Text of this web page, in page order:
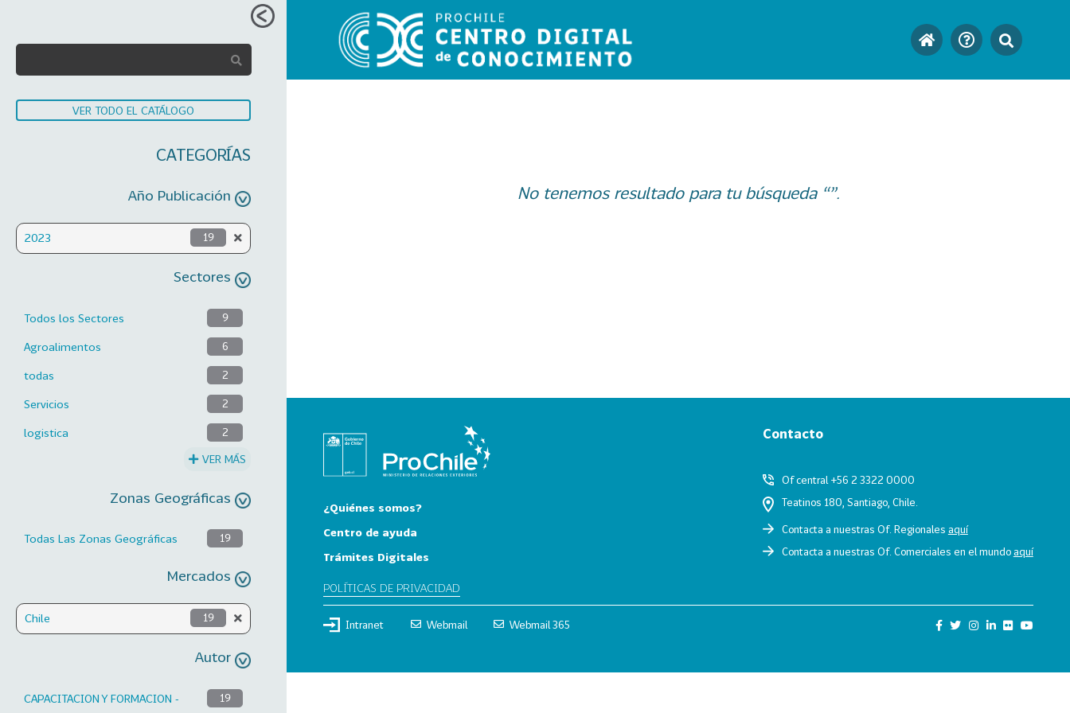
VER TODO EL CATÁLOGO
CATEGORÍAS
Año Publicación
2023 19
Sectores
Todos los Sectores 9
Agroalimentos 6
todas 2
Servicios 2
logistica 2
VER MÁS
Zonas Geográficas
Todas Las Zonas Geográficas 19
Mercados
Chile 19
Autor
CAPACITACION Y FORMACION -
19
No tenemos resultado para tu búsqueda “”.
¿Quiénes somos?
Centro de ayuda
Trámites Digitales
POLÍTICAS DE PRIVACIDAD
Contacto
Of central +56 2 3322 0000
Teatinos 180, Santiago, Chile.
Contacta a nuestras Of. Regionales aquí
Contacta a nuestras Of. Comerciales en el mundoaquí
Intranet Webmail Webmail 365